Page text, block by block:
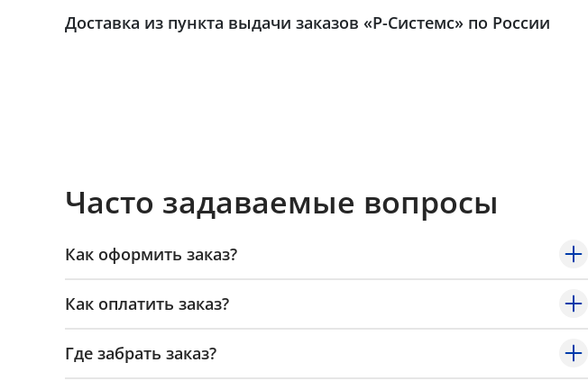
Доставка из пункта выдачи заказов «Р-Системс» по России
Часто задаваемые вопросы
Как оформить заказ?
Как оплатить заказ?
Где забрать заказ?